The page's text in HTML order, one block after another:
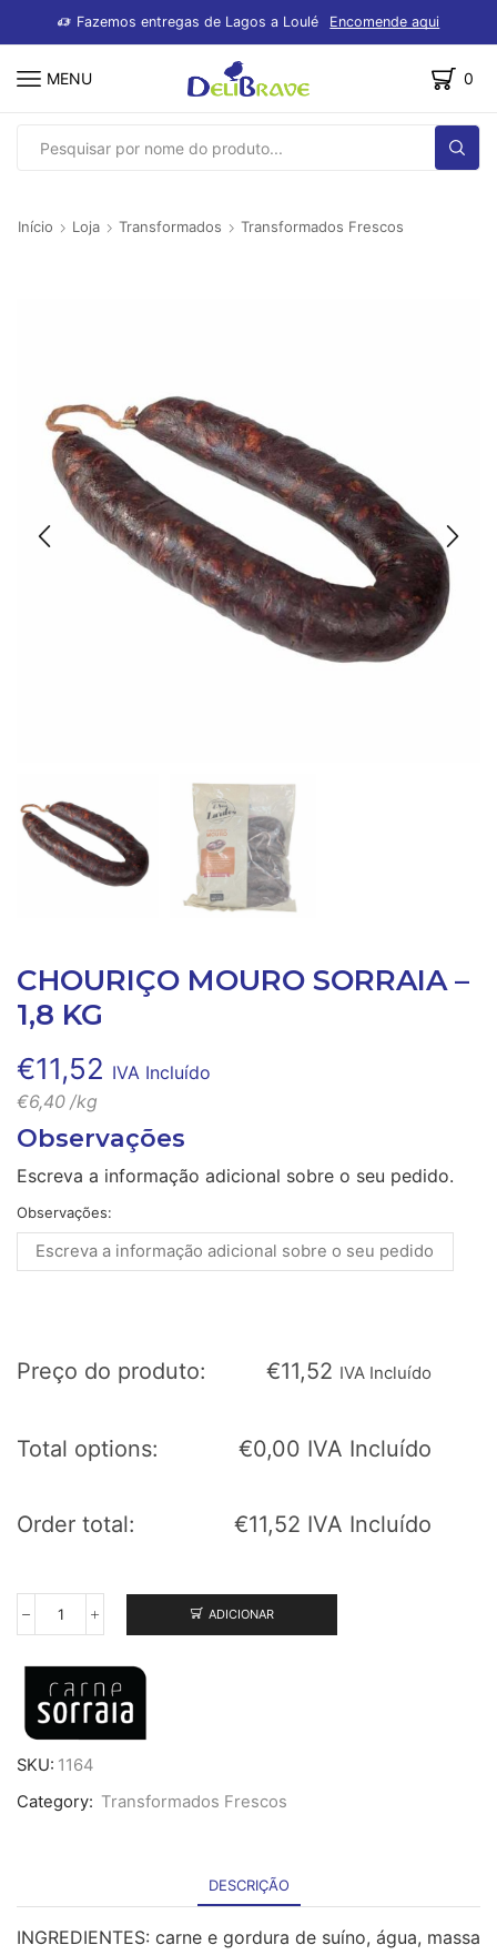
Fazemos entregas de Lagos a Loulé Encomende aqui
MENU 0
SEARCH
Início Loja Transformados Transformados Frescos
CHOURIÇO MOURO SORRAIA –
1,8 KG
€11,52 IVA Incluído
€6,40 /kg
Observações
Escreva a informação adicional sobre o seu pedido.
Observações:
Preço do produto: €11,52 IVA Incluído
Total options: €0,00 IVA Incluído
Order total: €11,52 IVA Incluído
Quantidade
Chouriço
Mouro
Sorraia
-
1,8
ADICIONAR
SKU: 1164
Category: Transformados Frescos
DESCRIÇÃO
INGREDIENTES: carne e gordura de suíno, água, massa